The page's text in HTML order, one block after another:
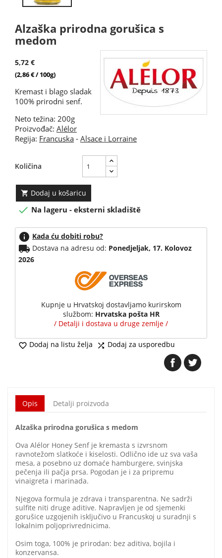
Alzaška prirodna gorušica s
medom
5,72 €
(2,86 € / 100g)
Kremast i blago sladak
100% prirodni senf.
Neto težina: 200g
Proizvođač: Alélor
Regija: Francuska - Alsace i Lorraine
Količina
 Dodaj u košaricu
 Na lageru - eksterni skladiště
info Kada ću dobiti robu?
local_shipping Dostava na adresu od: Ponedjeljak, 17. Kolovoz
2026
Kupnje u Hrvatskoj dostavljamo kurirskom
službom: Hrvatska pošta HR
/ Detalji i dostava u druge zemlje /
 Dodaj na listu želja  Dodaj za usporedbu
Opis Detalji proizvoda
Alzaška prirodna gorušica s medom
Ova Alélor Honey Senf je kremasta s izvrsnom
ravnotežom slatkoće i kiselosti. Odlično ide uz sva vaša
mesa, a posebno uz domaće hamburgere, svinjska
pečenja ili pačja prsa. Pogodan je i za pripremu
vinaigreta i marinada.
Njegova formula je zdrava i transparentna. Ne sadrži
sulfite niti druge aditive. Napravljen je od sjemenki
gorušice uzgojenih isključivo u Francuskoj u suradnji s
lokalnim poljoprivrednicima.
Osim toga, 100% je prirodan: bez aditiva, bojila i
konzervansa.